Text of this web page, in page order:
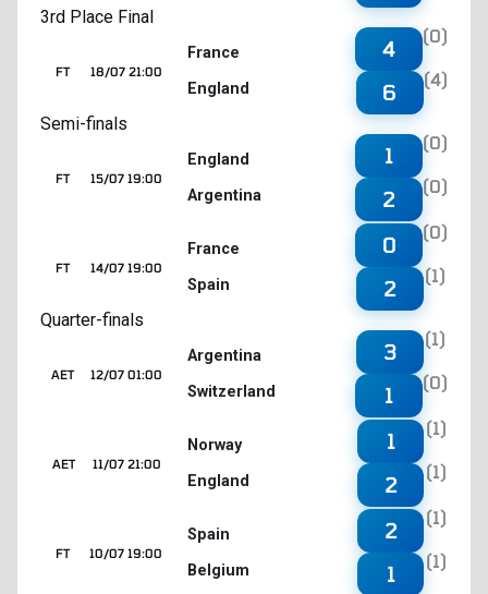
3rd Place Final
18/07 21:00
FT
France
England
4
(0)
6
(4)
Semi-finals
15/07 19:00
FT
England
Argentina
1
(0)
2
(0)
14/07 19:00
FT
France
Spain
0
(0)
2
(1)
Quarter-finals
12/07 01:00
AET
Argentina
Switzerland
3
(1)
1
(0)
11/07 21:00
AET
Norway
England
1
(1)
2
(1)
10/07 19:00
FT
Spain
Belgium
2
(1)
1
(1)